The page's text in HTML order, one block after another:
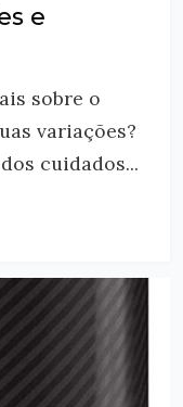
e
sobre o
variações?
cuidados...